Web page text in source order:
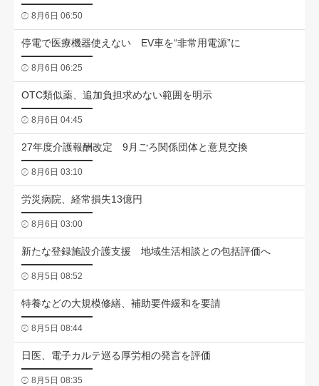
8月6日 06:50
停電で医療機器使えない EV車を“非常用電源”に
8月6日 06:25
OTC類似薬、追加負担求めない範囲を明示
8月6日 04:45
27年度介護報酬改定 9月ごろ関係団体と意見交換
8月6日 03:10
労災病院、経常損失13億円
8月6日 03:00
新たな登録施設介護支援 地域生活相談との包括評価へ
8月5日 08:52
特養などの大規模修繕、補助要件緩和を要請
8月5日 08:44
日医、電子カルテ巡る厚労相の発言を評価
8月5日 08:35